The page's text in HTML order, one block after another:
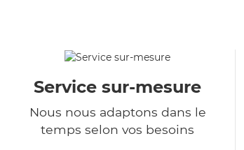
Service sur-mesure
Nous nous adaptons dans le
temps selon vos besoins